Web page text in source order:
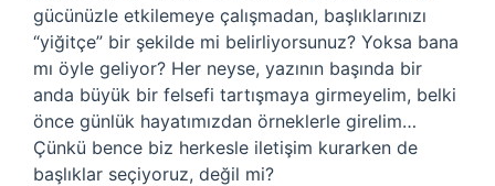
gücünüzle etkilemeye çalışmadan, başlıklarınızı
“yiğitçe” bir şekilde mi belirliyorsunuz? Yoksa bana
mı öyle geliyor? Her neyse, yazının başında bir
anda büyük bir felsefi tartışmaya girmeyelim, belki
önce günlük hayatımızdan örneklerle girelim…
Çünkü bence biz herkesle iletişim kurarken de
başlıklar seçiyoruz, değil mi?